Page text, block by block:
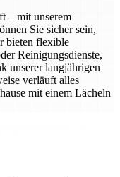
– mit unserem
Sie sicher sein,
bieten flexible
Reinigungsdienste,
unserer langjährigen
verläuft alles
mit einem Lächeln